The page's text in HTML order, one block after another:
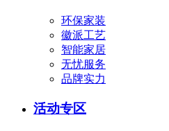
环保家装
徽派工艺
智能家居
无忧服务
品牌实力
活动专区